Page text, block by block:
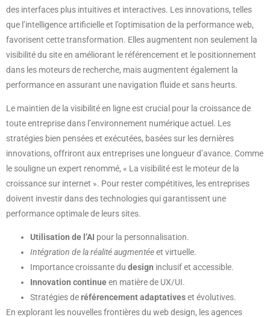
des interfaces plus intuitives et interactives. Les innovations, telles
que l’intelligence artificielle et l’optimisation de la performance web,
favorisent cette transformation. Elles augmentent non seulement la
visibilité du site en améliorant le référencement et le positionnement
dans les moteurs de recherche, mais augmentent également la
performance en assurant une navigation fluide et sans heurts.
Le maintien de la visibilité en ligne est crucial pour la croissance de
toute entreprise dans l’environnement numérique actuel. Les
stratégies bien pensées et exécutées, basées sur les dernières
innovations, offriront aux entreprises une longueur d’avance. Comme
le souligne un expert renommé, « La visibilité est le moteur de la
croissance sur internet ». Pour rester compétitives, les entreprises
doivent investir dans des technologies qui garantissent une
performance optimale de leurs sites.
Utilisation de l’AI pour la personnalisation.
Intégration de la réalité augmentéeet virtuelle.
Importance croissante du design inclusif et accessible.
Innovation continueen matière de UX/UI.
Stratégies deréférencement adaptativeset évolutives.
En explorant les nouvelles frontières du web design, les agences